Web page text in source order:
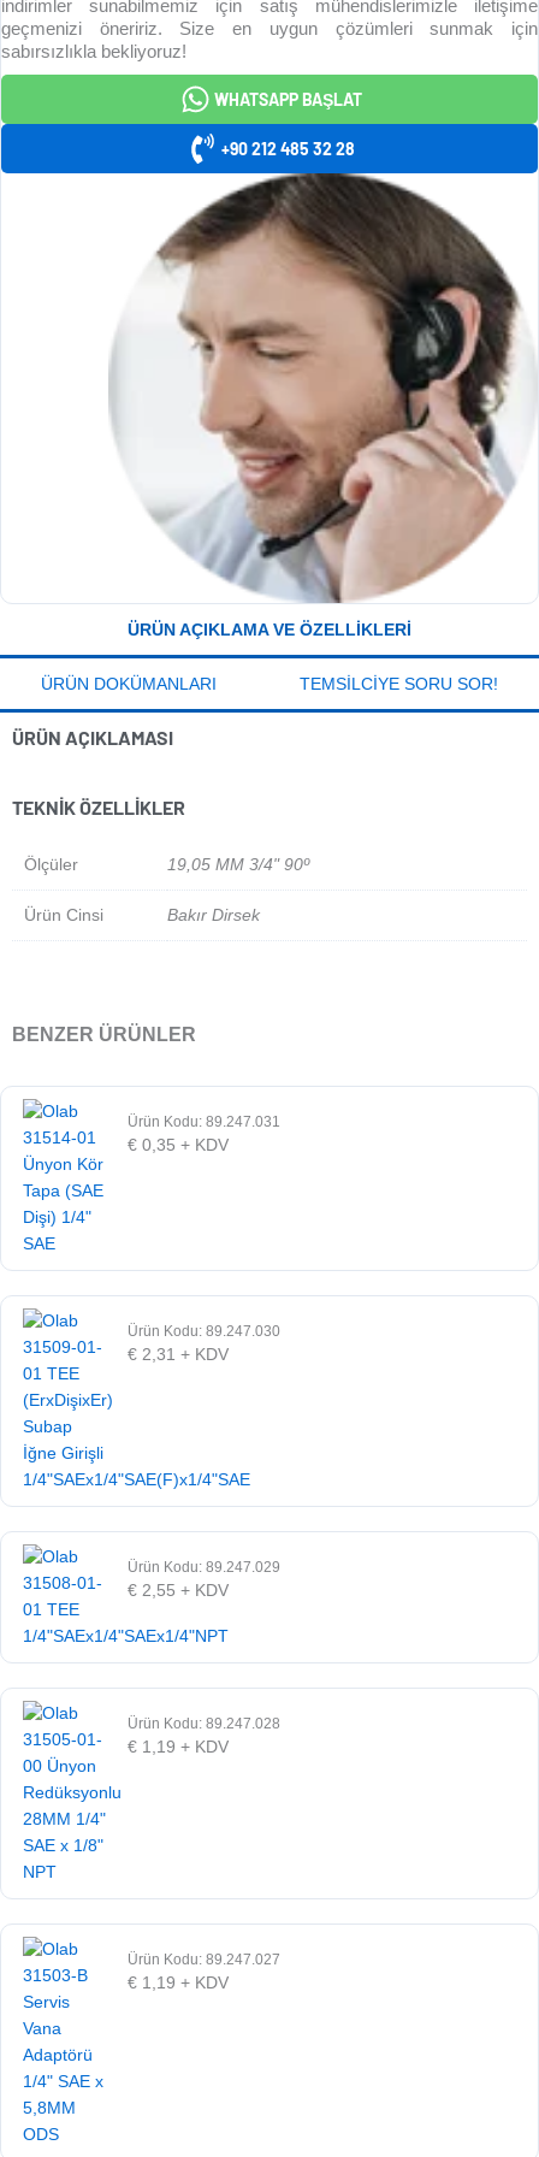
indirimler sunabilmemiz için satış mühendislerimizle iletişime
geçmenizi öneririz. Size en uygun çözümleri sunmak için
sabırsızlıkla bekliyoruz!
WHATSAPP BAŞLAT
+90 212 485 32 28
ÜRÜN AÇIKLAMA VE ÖZELLIKLERI
ÜRÜN DOKÜMANLARI TEMSILCIYE SORU SOR!
ÜRÜN AÇIKLAMASI
TEKNIK ÖZELLIKLER
Ölçüler 19,05 MM 3/4" 90º
Ürün Cinsi Bakır Dirsek
BENZER ÜRÜNLER
Ürün Kodu: 89.247.031
€ 0,35 + KDV
Ürün Kodu: 89.247.030
€ 2,31 + KDV
Ürün Kodu: 89.247.029
€ 2,55 + KDV
Ürün Kodu: 89.247.028
€ 1,19 + KDV
Ürün Kodu: 89.247.027
€ 1,19 + KDV